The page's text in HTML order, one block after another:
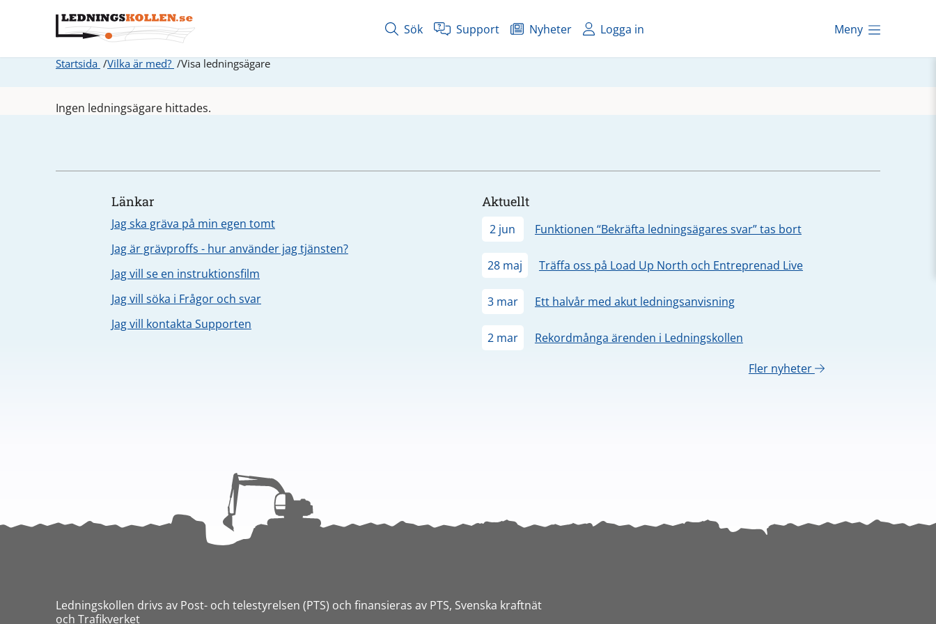
Sök Support Nyheter Logga in Meny
Startsida Vilka är med? Visa ledningsägare
Ingen ledningsägare hittades.
Länkar
Jag ska gräva på min egen tomt
Jag är grävproffs - hur använder jag tjänsten?
Jag vill se en instruktionsfilm
Jag vill söka i Frågor och svar
Jag vill kontakta Supporten
Aktuellt
2 jun Funktionen “Bekräfta ledningsägares svar” tas bort
28 maj Träffa oss på Load Up North och Entreprenad Live
3 mar Ett halvår med akut ledningsanvisning
2 mar
Rekordmånga ärenden i Ledningskollen
Fler nyheter
Ledningskollen drivs av Post- och telestyrelsen (PTS) och finansieras av PTS, Svenska kraftnät
och Trafikverket